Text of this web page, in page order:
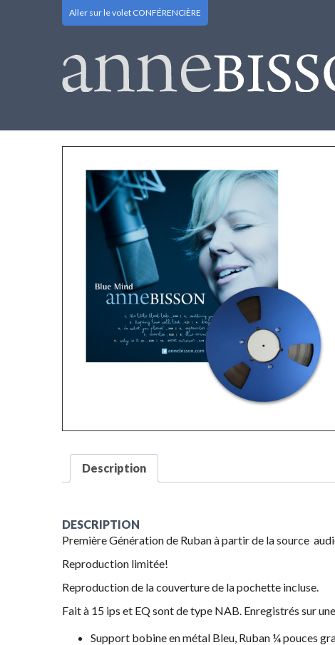
Aller sur le volet CONFÉRENCIÈRE
Description
DESCRIPTION
Première Génération de Ruban à partir de la source
Reproduction limitée!
Reproduction de la couverture de la pochette incluse.
Fait à 15 ips et EQ sont de type NAB. Enregistrés sur
Support bobine en métal Bleu, Ruban ¼ pouces